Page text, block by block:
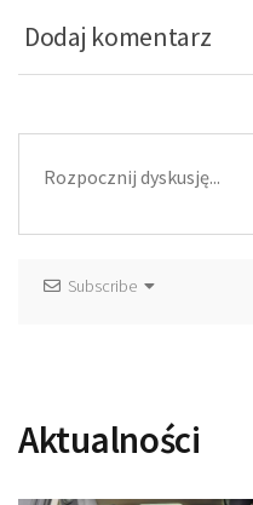
Dodaj komentarz
Subscribe
Aktualności